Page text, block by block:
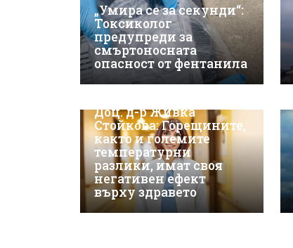
„Умира се за секунди“:
Токсиколог
предупреди за
смъртоносната
опасност от фентанила
Доц. д-р Живка
Стойкова: Горещините,
както и големите
температурни
разлики, имат своя
негативен ефект
върху здравето